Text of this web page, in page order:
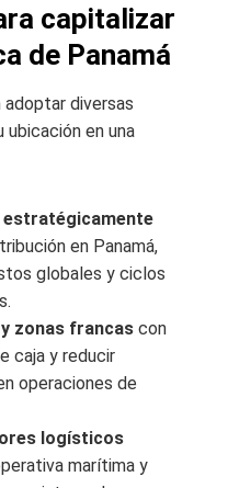
capitalizar
de Panamá
adoptar diversas
en una
en Panamá,
globales y ciclos
zonas francas con
caja y reducir
operaciones de
logísticos
marítima y